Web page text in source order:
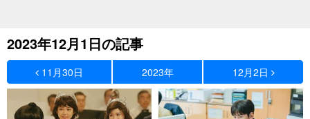
2023年12月1日の記事
11月30日 2023年 12月2日